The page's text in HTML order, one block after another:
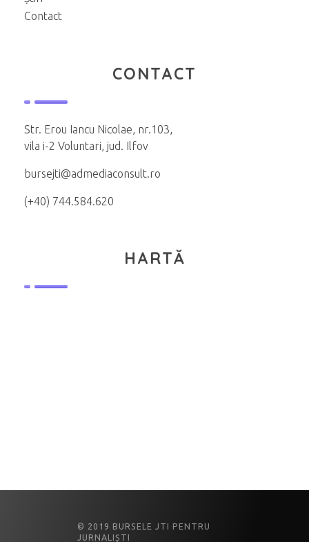
Contact
CONTACT
Str. Erou Iancu Nicolae, nr.103,
vila i-2 Voluntari, jud. Ilfov
bursejti@admediaconsult.ro
(+40) 744.584.620
HARTĂ
© 2019 BURSELE JTI PENTRU
JURNALIȘTI